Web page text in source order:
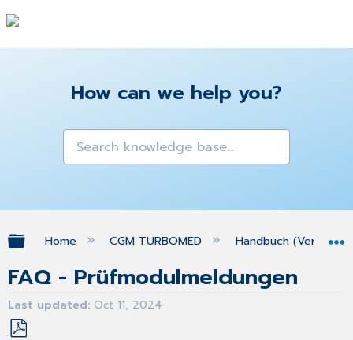
How can we help you?
Expand/collapse global hierarchy
Home CGM TURBOMED Handbuch (Version
FAQ - Prüfmodulmeldungen
Last updated Oct 11, 2024